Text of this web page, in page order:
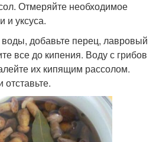
Отмеряйте необходимое
и уксуса.
добавьте перец, лавровый
все до кипения. Воду с грибов
их кипящим рассолом.